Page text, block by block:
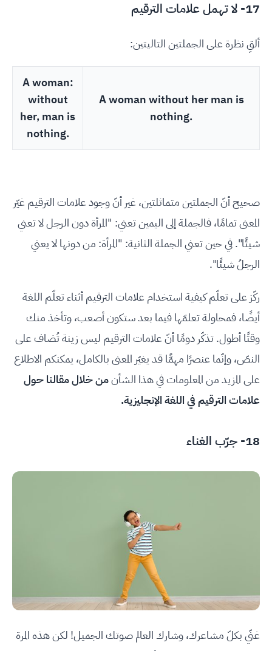
17- لا تهمل علامات الترقيم
ألقِ نظرة على الجملتين التاليتين:
A woman without her man is
nothing.
A woman:
without
her, man is
nothing.
صحيح أنّ الجملتين متماثلتين، غير أنّ وجود علامات الترقيم غيّر
المعنى تمامًا، فالجملة إلى اليمين تعني: "المرأة دون الرجل لا تعني
شيئًا". في حين تعني الجملة الثانية: "المرأة: من دونها لا يعني
الرجلُ شيئًا".
ركّز على تعلّم كيفية استخدام علامات الترقيم أثناء تعلّم اللغة
أيضًا، فمحاولة تعلمّها فيما بعد ستكون أصعب، وتأخذ منك
وقتًا أطول. تذكّر دومًا أنّ علامات الترقيم ليس زينة تُضاف على
النصّ، وإنّما عنصرًا مهمًّا قد يغيّر المعنى بالكامل، يمكنكم الاطلاع
على المزيد من المعلومات في هذا الشأنمن خلال مقالنا حول
علامات الترقيم في اللغة الإنجليزية.
18- جرّب الغناء
غنّي بكلّ مشاعرك، وشارك العالم صوتك الجميل! لكن هذه المرة